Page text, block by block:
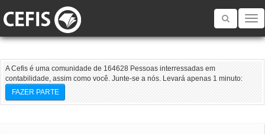
Toggle
A Cefis é uma comunidade de 164628 Pessoas interressadas em
contabilidade, assim como você. Junte-se a nós. Levará apenas 1 minuto:
FAZER PARTE